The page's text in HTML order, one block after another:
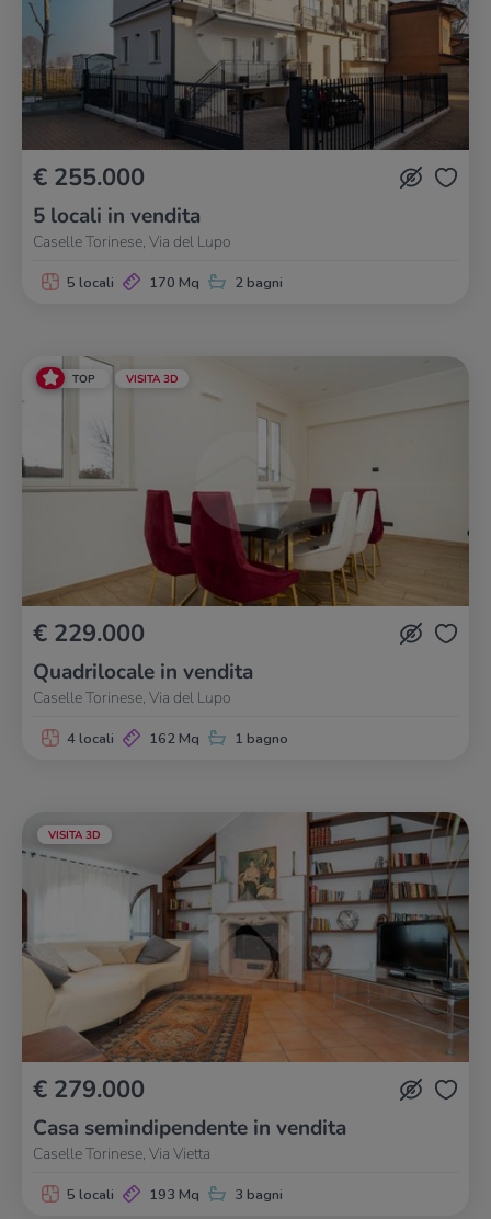
€ 255.000
5 locali in vendita
Caselle Torinese, Via del Lupo
5 locali 170 Mq 2 bagni
TOP VISITA 3D
€ 229.000
Quadrilocale in vendita
Caselle Torinese, Via del Lupo
4 locali 162 Mq 1 bagno
VISITA 3D
€ 279.000
Casa semindipendente in vendita
Caselle Torinese, Via Vietta
5 locali 193 Mq 3 bagni